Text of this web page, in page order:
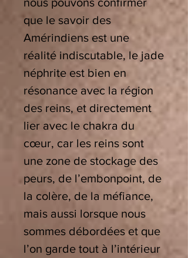
que le savoir des
Amérindiens est une
réalité indiscutable, le jade
néphrite est bien en
résonance avec la région
des reins, et directement
lier avec le chakra du
cœur, car les reins sont
une zone de stockage des
peurs, de l’embonpoint, de
la colère, de la méfiance,
mais aussi lorsque nous
sommes débordées et que
l’on garde tout à l’intérieur